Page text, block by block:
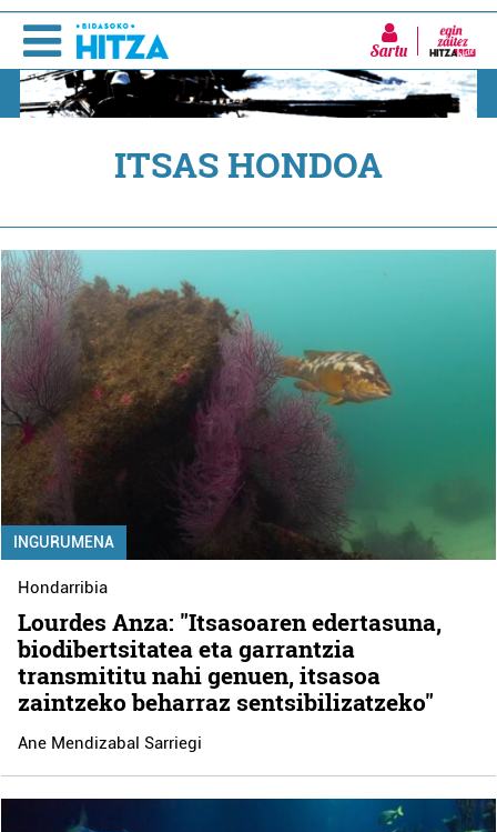
Sartu
ITSAS HONDOA
INGURUMENA
Hondarribia
Lourdes Anza: "Itsasoaren edertasuna,
biodibertsitatea eta garrantzia
transmititu nahi genuen, itsasoa
zaintzeko beharraz sentsibilizatzeko"
Ane Mendizabal Sarriegi